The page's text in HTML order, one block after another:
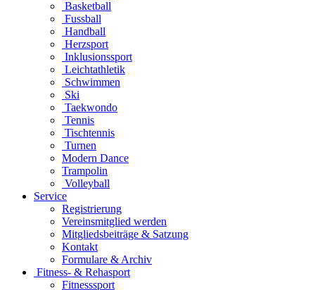
Basketball
Fussball
Handball
Herzsport
Inklusionssport
Leichtathletik
Schwimmen
Ski
Taekwondo
Tennis
Tischtennis
Turnen
Modern Dance
Trampolin
Volleyball
Service
Registrierung
Vereinsmitglied werden
Mitgliedsbeiträge & Satzung
Kontakt
Formulare & Archiv
Fitness- & Rehasport
Fitnesssport